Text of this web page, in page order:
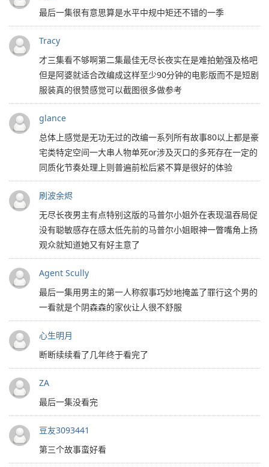
最后一集很有意思算是水平中规中矩还不错的一季
Tracy
才三集看不够啊第二集最佳无尽长夜实在是难拍勉强及格吧
但是阿婆就适合改编成这样至少90分钟的电影版而不是短剧
服装真的很赞感觉可以截图很多做参考
glance
总体上感觉是无功无过的改编一系列所有故事80以上都是豪
宅类特定空间一大串人物单死or涉及灭口的多死存在一定的
同质化节奏处理上则普遍前松后紧不算是很好的体验
刷波余烬
无尽长夜男主有点特别这版的马普尔小姐外在表现温吞局促
没有聪敏感存在感太低先前的马普尔小姐眼神一瞥嘴角上扬
观众就知道她又有好主意了
Agent Scully
最后一集用男主的第一人称叙事巧妙地掩盖了罪行这个男的
一看就是个阴森森的家伙让人很不舒服
心生明月
断断续续看了几年终于看完了
ZA
最后一集没看完
豆友3093441
第三个故事蛮好看